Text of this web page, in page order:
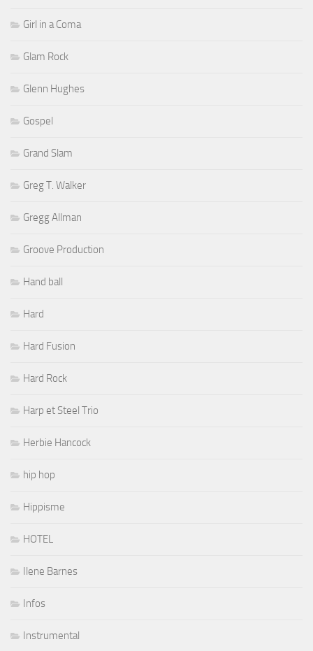
Girl in a Coma
Glam Rock
Glenn Hughes
Gospel
Grand Slam
Greg T. Walker
Gregg Allman
Groove Production
Hand ball
Hard
Hard Fusion
Hard Rock
Harp et Steel Trio
Herbie Hancock
hip hop
Hippisme
HOTEL
Ilene Barnes
Infos
Instrumental